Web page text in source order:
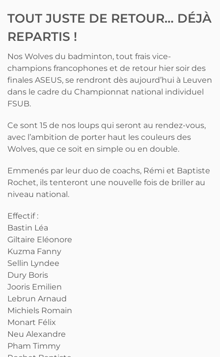
TOUT JUSTE DE RETOUR… DÉJÀ
REPARTIS !
Nos Wolves du badminton, tout frais vice-
champions francophones et de retour hier soir des
finales ASEUS, se rendront dès aujourd’hui à Leuven
dans le cadre du Championnat national individuel
FSUB.
Ce sont 15 de nos loups qui seront au rendez-vous,
avec l’ambition de porter haut les couleurs des
Wolves, que ce soit en simple ou en double.
Emmenés par leur duo de coachs, Rémi et Baptiste
Rochet, ils tenteront une nouvelle fois de briller au
niveau national.
Effectif :
Bastin Léa
Giltaire Eléonore
Kuzma Fanny
Sellin Lyndee
Dury Boris
Jooris Emilien
Lebrun Arnaud
Michiels Romain
Monart Félix
Neu Alexandre
Pham Timmy